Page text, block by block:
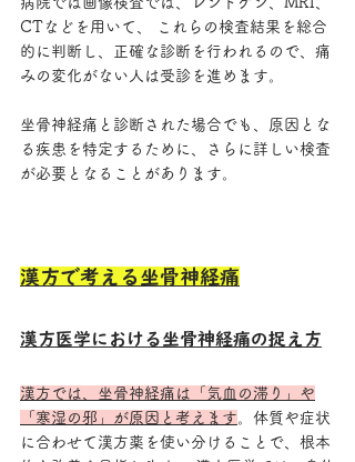
CTなどを用いて、 これらの検査結果を総合
的に判断し、正確な診断を行われるので、痛
みの変化がない人は受診を進めます。
坐骨神経痛と診断された場合でも、原因とな
る疾患を特定するために、さらに詳しい検査
が必要となることがあります。
漢方で考える坐骨神経痛
漢方医学における坐骨神経痛の捉え方
漢方では、坐骨神経痛は「気血の滞り」や
「寒湿の邪」が原因と考えます 。体質や症状
に合わせて漢方薬を使い分けることで、根本